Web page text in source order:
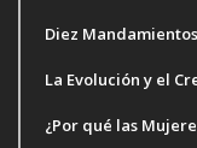
Diez
La Evolución y el
¿Por qué las